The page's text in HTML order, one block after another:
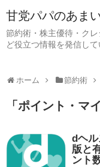
甘党パパのあま
節約術・株主優待・ク
ど役立つ情報を発信して
ホーム 節約術
「 ポイント・マ
dヘ
版と
ント